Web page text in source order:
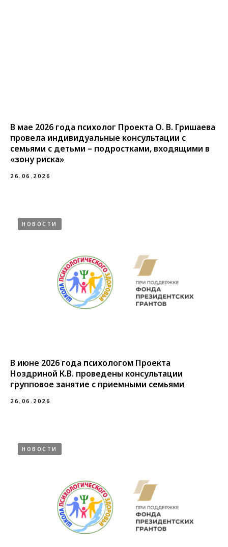
В мае 2026 года психолог Проекта О. В. Гришаева
провела индивидуальные консультации с
семьями с детьми – подростками, входящими в
«зону риска»
26.06.2026
НОВОСТИ
В июне 2026 года психологом Проекта
Ноздриной К.В. проведены консультации
групповое занятие с приемными семьями
26.06.2026
НОВОСТИ